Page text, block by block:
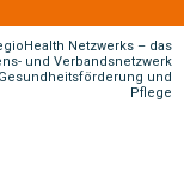
Netzwerks – das
und Verbandsnetzwerk
und
Pflege